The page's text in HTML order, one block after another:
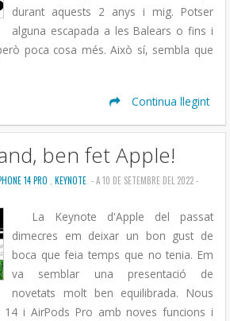
durant aquests 2 anys i mig. Potser
alguna escapada a les Balears o fins i
poca cosa més. Això sí, sembla que
Continua llegint
ben fet Apple!
14 PRO , KEYNOTE - A 10 DE SETEMBRE DEL 2022 -
La Keynote d'Apple del passat
dimecres em deixar un bon gust de
boca que feia temps que no tenia. Em
va semblar una presentació de
novetats molt ben equilibrada. Nous
14 i AirPods Pro amb noves funcions i